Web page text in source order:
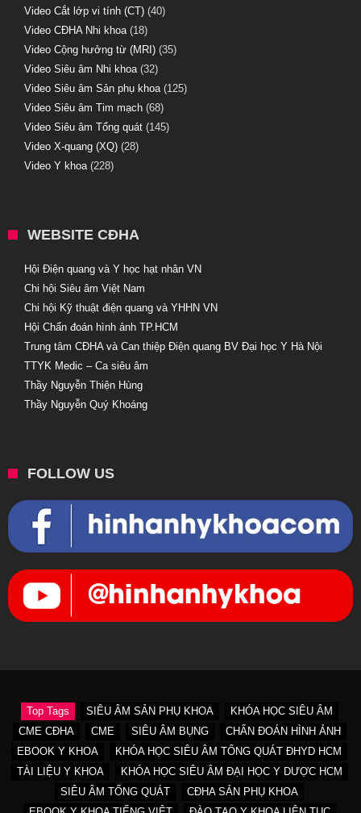
Video Cắt lớp vi tính (CT) (40)
Video CĐHA Nhi khoa(18)
Video Cộng hưởng từ (MRI) (35)
Video Siêu âm Nhi khoa(32)
Video Siêu âm Sản phụ khoa(125)
Video Siêu âm Tim mạch (68)
Video Siêu âm Tổng quát (145)
Video X-quang (XQ) (28)
Video Y khoa(228)
WEBSITE CĐHA
Hội Điện quang và Y học hạt nhân VN
Chi hội Siêu âm Việt Nam
Chi hội Kỹ thuật điện quang và YHHN VN
Hội Chẩn đoán hình ảnh TP.HCM
Trung tâm CĐHA và Can thiệp Điện quang BV Đại học Y Hà Nội
TTYK Medic – Ca siêu âm
Thầy Nguyễn Thiện Hùng
Thầy Nguyễn Quý Khoáng
FOLLOW US
Top Tags SIÊU ÂM SẢN PHỤ KHOA
KHÓA HỌC SIÊU ÂM
CME CĐHA
CME SIÊU ÂM BỤNG
CHẨN ĐOÁN HÌNH ẢNH
EBOOK Y KHOA
KHÓA HỌC SIÊU ÂM TỔNG QUÁT ĐHYD HCM
TÀI LIỆU Y KHOA
KHÓA HỌC SIÊU ÂM ĐẠI HỌC Y DƯỢC HCM
SIÊU ÂM TỔNG QUÁT
CĐHA SẢN PHỤ KHOA